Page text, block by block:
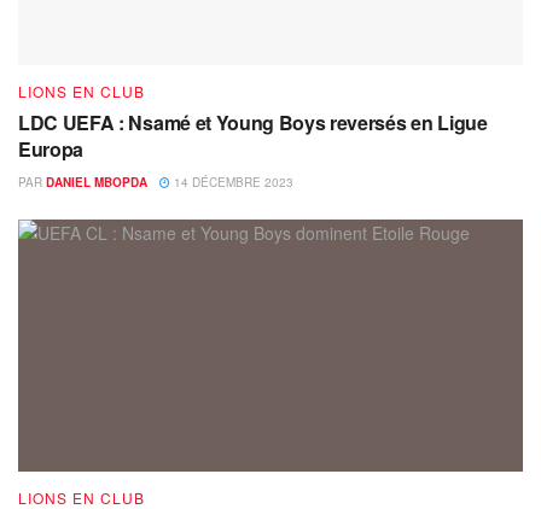
LIONS EN CLUB
LDC UEFA : Nsamé et Young Boys reversés en Ligue
Europa
PAR DANIEL MBOPDA 14 DÉCEMBRE 2023
LIONS EN CLUB